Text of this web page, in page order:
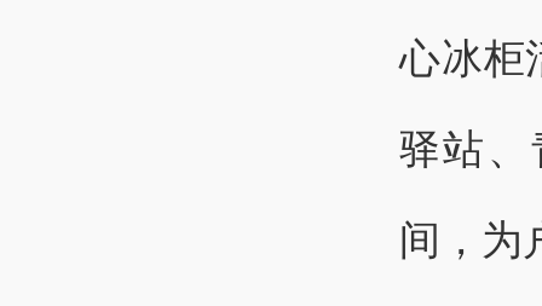
心冰柜
驿站
间，为